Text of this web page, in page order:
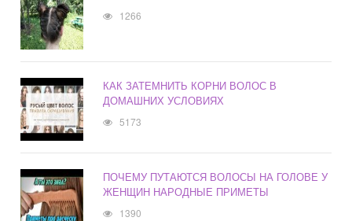
1266
КАК ЗАТЕМНИТЬ КОРНИ ВОЛОС В
ДОМАШНИХ УСЛОВИЯХ
5173
ПОЧЕМУ ПУТАЮТСЯ ВОЛОСЫ НА ГОЛОВЕ У
ЖЕНЩИН НАРОДНЫЕ ПРИМЕТЫ
1390